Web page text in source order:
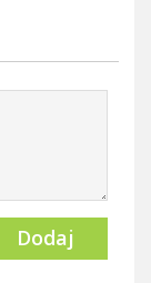
Dodaj